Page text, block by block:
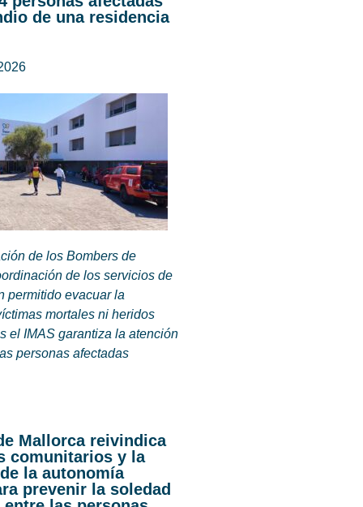
de una residencia
de los Bombers de
de los servicios de
permitido evacuar la
mortales ni heridos
el IMAS garantiza la atención
personas afectadas
Mallorca reivindica
comunitarios y la
la autonomía
prevenir la soledad